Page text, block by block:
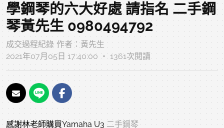
學鋼琴的六大好處 請指名 二手鋼
琴黃先生 0980494792
成交過程紀錄 作者：黃先生
2021年07月05日 17:40:00 ‧ 1361次閱讀
感謝林老師購買Yamaha U3 二手鋼琴